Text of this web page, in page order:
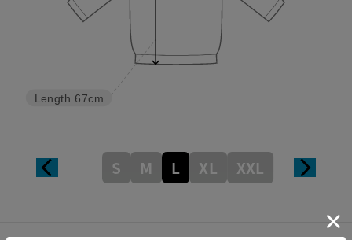
Length 67cm
S M L XL XXL